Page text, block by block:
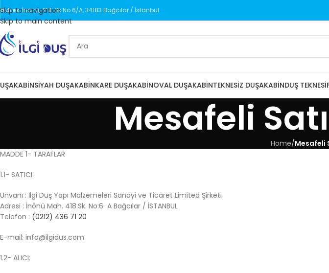
Skip to navigation
Skip to main content
Adres:İnönü, 418. Sk No:6/A, 34183 Bağcılar / İstanbul
SIYAH DUŞAKABINKARE DUŞAKABINOVAL DUŞAKABINTEKNESIZ DUŞAKABINDUŞ TEKNESI
Mesafeli
Home/Mesafeli
MADDE 1- TARAFLAR
1.1- SATICI:
Ünvanı : İlgi Duş Yapı Malzemeleri Sanayi ve Ticaret Limited Şirketi
Adresi : İnönü Mah. 418.Sk. No:6 A Bağcılar / İSTANBUL
Telefon : (0212) 436 71 20
E-mail: info@ilgidus.com
1.2- ALICI: